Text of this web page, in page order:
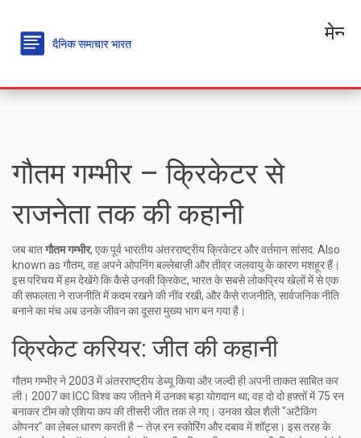
मेन्यू
गौतम गम्भीर – क्रिकेटर से
राजनेता तक की कहानी
जब बातगौतम गम्भीर, एक पूर्व भारतीय अंतरराष्ट्रीय क्रिकेटर और वर्तमान सांसद . Also
known as गौतम, वह अपने ओपनिंग बल्लेबाज़ी और तीव्र जलवायु के कारण मशहूर हैं।
इस परिचय में हम देखेंगे कि कैसे उनकीक्रिकेट, भारत के सबसे लोकप्रिय खेलों में से एक
की सफलता ने राजनीति में कदम रखने की नींव रखी, और कैसेराजनीति, सार्वजनिक नीति
बनाने का मंचअब उनके जीवन का दूसरा मुख्य भाग बन गया है।
क्रिकेट करियर: जीत की कहानी
गौतम गम्भीर ने 2003 में अंतरराष्ट्रीय डेब्यू किया और जल्दी ही अपनी ताकत साबित कर
ली। 2007 का ICC विश्व कप जीतने में उनका बड़ा योगदान था; वह दो दो हफ़्तों में 75 रन
बनाकर टीम को एशिया कप की तीसरी जीत तक ले गए। उनका खेल शैली "अटैकिंग
ओपनर" का लेबल धारण करती है – तेज़ रन स्कोरिंग और दबाव में शॉट्स। इस तरह के